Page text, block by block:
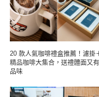
20 款人氣咖啡禮盒推薦！濾掛
精品咖啡大集合，送禮體面又有
品味